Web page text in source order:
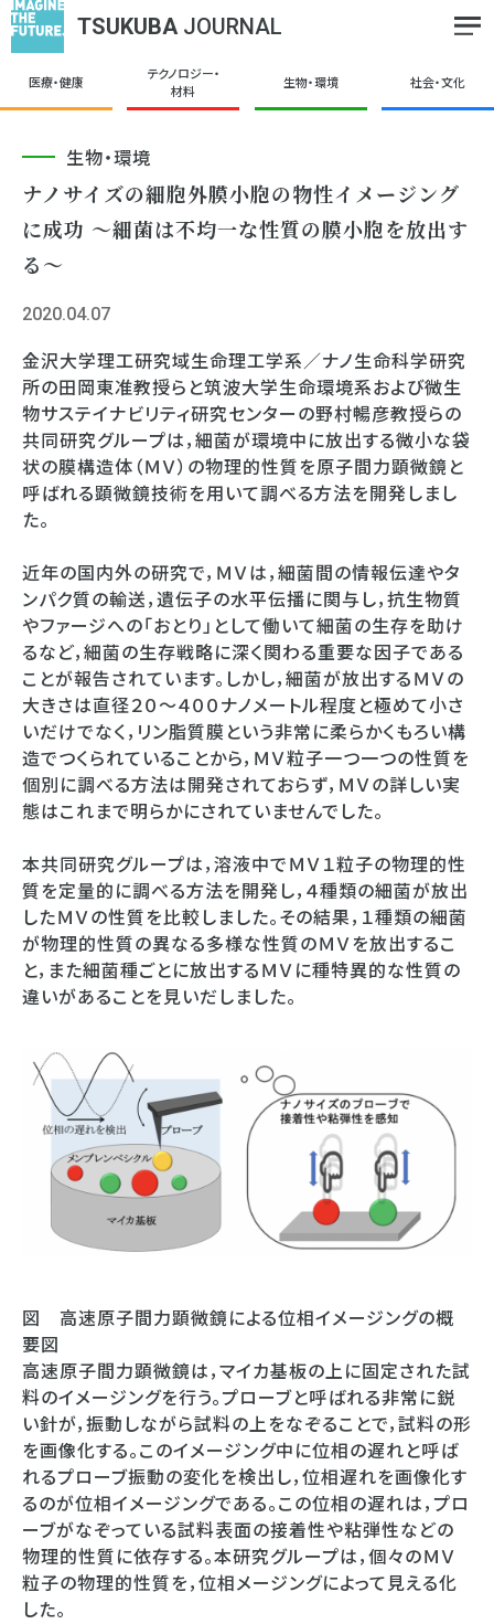
TSUKUBA JOURNAL
医療・健康
テクノロジー・
材料
生物・環境 社会・文化
生物・環境
ナノサイズの細胞外膜小胞の物性イメージング
に成功 〜細菌は不均一な性質の膜小胞を放出す
る〜
2020.04.07
金沢大学理工研究域生命理工学系／ナノ生命科学研究
所の田岡東准教授らと筑波大学生命環境系および微生
物サステイナビリティ研究センターの野村暢彦教授らの
共同研究グループは，細菌が環境中に放出する微小な袋
状の膜構造体（ＭＶ）の物理的性質を原子間力顕微鏡と
呼ばれる顕微鏡技術を用いて調べる方法を開発しまし
た。
近年の国内外の研究で，ＭＶは，細菌間の情報伝達やタ
ンパク質の輸送，遺伝子の水平伝播に関与し，抗生物質
やファージへの「おとり」として働いて細菌の生存を助け
るなど，細菌の生存戦略に深く関わる重要な因子である
ことが報告されています。しかし，細菌が放出するＭＶの
大きさは直径２０～４００ナノメートル程度と極めて小さ
いだけでなく，リン脂質膜という非常に柔らかくもろい構
造でつくられていることから，ＭＶ粒子一つ一つの性質を
個別に調べる方法は開発されておらず，ＭＶの詳しい実
態はこれまで明らかにされていませんでした。
本共同研究グループは，溶液中でＭＶ１粒子の物理的性
質を定量的に調べる方法を開発し，４種類の細菌が放出
したＭＶの性質を比較しました。その結果，１種類の細菌
が物理的性質の異なる多様な性質のＭＶを放出するこ
と，また細菌種ごとに放出するＭＶに種特異的な性質の
違いがあることを見いだしました。
図 高速原子間力顕微鏡による位相イメージングの概
要図
高速原子間力顕微鏡は，マイカ基板の上に固定された試
料のイメージングを行う。プローブと呼ばれる非常に鋭
い針が，振動しながら試料の上をなぞることで，試料の形
を画像化する。このイメージング中に位相の遅れと呼ば
れるプローブ振動の変化を検出し，位相遅れを画像化す
るのが位相イメージングである。この位相の遅れは，プロ
ーブがなぞっている試料表面の接着性や粘弾性などの
物理的性質に依存する。本研究グループは，個々のＭＶ
粒子の物理的性質を，位相メージングによって見える化
した。